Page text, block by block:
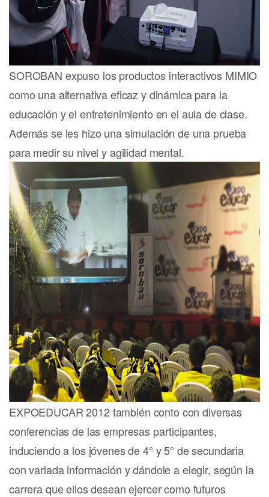
SOROBAN expuso los productos interactivos MIMIO
como una alternativa eficaz y dinámica para la
educación y el entretenimiento en el aula de clase.
Además se les hizo una simulación de una prueba
para medir su nivel y agilidad mental.
EXPOEDUCAR 2012 también conto con diversas
conferencias de las empresas participantes,
induciendo a los jóvenes de 4° y 5° de secundaria
con variada información y dándole a elegir, según la
carrera que ellos desean ejercer como futuros